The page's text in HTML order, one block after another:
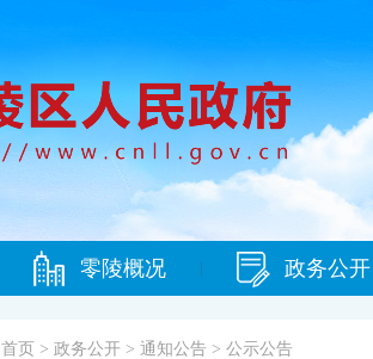
零陵概况 政务公开
首页 > 政务公开 > 通知公告 > 公示公告